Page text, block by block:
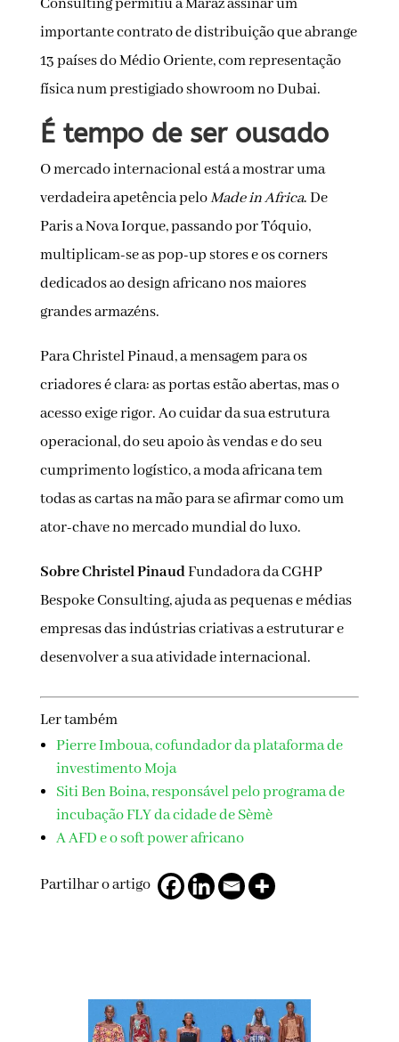
Consulting permitiu à Maraz assinar um
importante contrato de distribuição que abrange
13 países do Médio Oriente, com representação
física num prestigiado showroom no Dubai.
É tempo de ser ousado
O mercado internacional está a mostrar uma
verdadeira apetência peloMade in Africa. De
Paris a Nova Iorque, passando por Tóquio,
multiplicam-se as pop-up stores e os corners
dedicados ao design africano nos maiores
grandes armazéns.
Para Christel Pinaud, a mensagem para os
criadores é clara: as portas estão abertas, mas o
acesso exige rigor. Ao cuidar da sua estrutura
operacional, do seu apoio às vendas e do seu
cumprimento logístico, a moda africana tem
todas as cartas na mão para se afirmar como um
ator-chave no mercado mundial do luxo.
Sobre Christel PinaudFundadora da CGHP
Bespoke Consulting, ajuda as pequenas e médias
empresas das indústrias criativas a estruturar e
desenvolver a sua atividade internacional.
Ler também
Pierre Imboua, cofundador da plataforma de
investimento Moja
Siti Ben Boina, responsável pelo programa de
incubação FLY da cidade de Sèmè
A AFD e o soft power africano
Partilhar o artigo